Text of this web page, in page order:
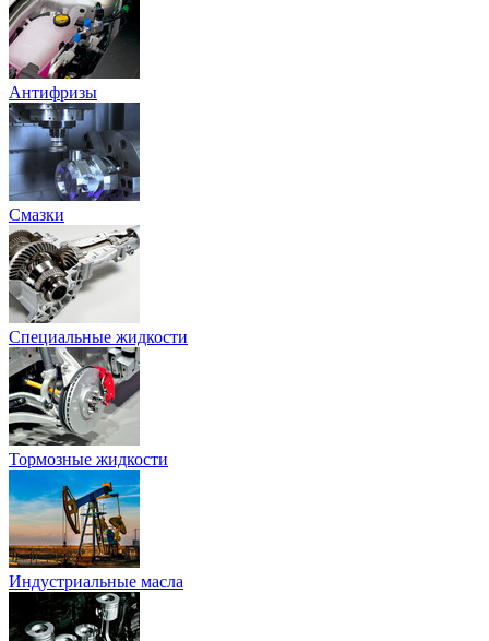
Антифризы
Смазки
Специальные жидкости
Тормозные жидкости
Индустриальные масла